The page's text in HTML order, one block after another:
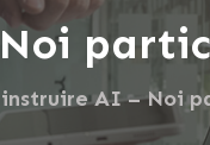
AI – Noi